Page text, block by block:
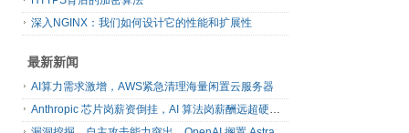
深入NGINX：我们如何设计它的性能和扩展性
最新新闻
AI算力需求激增，AWS紧急清理海量闲置云服务器
Anthropic 芯片岗薪资倒挂，AI 算法岗薪酬远超硬件工程师